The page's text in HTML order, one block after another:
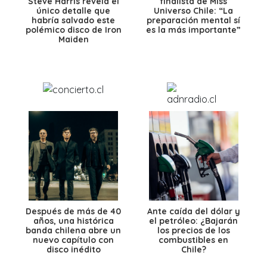
único detalle que
habría salvado este
polémico disco de Iron
Maiden
Universo Chile: “La
preparación mental sí
es la más importante”
Después de más de 40
años, una histórica
banda chilena abre un
nuevo capítulo con
disco inédito
Ante caída del dólar y
el petróleo: ¿Bajarán
los precios de los
combustibles en
Chile?